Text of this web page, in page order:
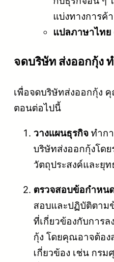
แบ่งทางการค้า
แปลภาษาไทย
จดบริษัท ส่งออกกุ้ง
เพื่อจดบริษัทส่งออกกุ้ง
ตอนต่อไปนี้
วางแผนธุรกิจ ทำก
บริษัทส่งออกกุ้งโด
วัตถุประสงค์และยุ
ตรวจสอบข้อกำหน
สอบและปฏิบัติตาม
ที่เกี่ยวข้องกับการ
กุ้ง โดยคุณอาจต้อ
เกี่ยวข้อง เช่น กร